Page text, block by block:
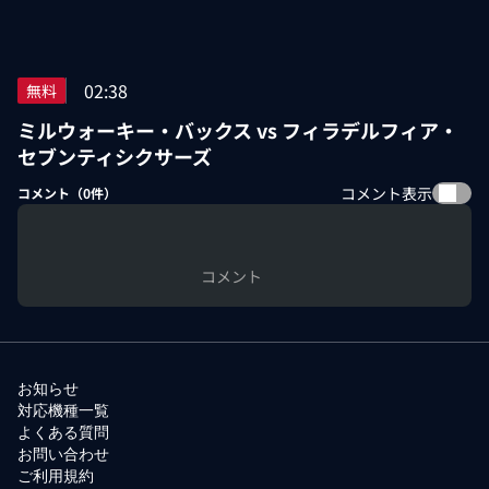
無料 02:38
ミルウォーキー・バックス vs フィラデルフィア・
セブンティシクサーズ
コメント（0件） コメント表示
コメント
お知らせ
対応機種一覧
よくある質問
お問い合わせ
ご利用規約